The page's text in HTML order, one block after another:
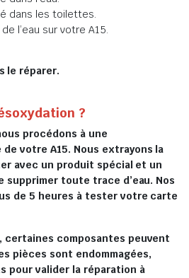
dans les toilettes.
l’eau sur votre A15.
le réparer.
?
procédons à une
votre A15. Nous extrayons la
avec un produit spécial et un
supprimer toute trace d’eau. Nos
de 5 heures à tester votre carte
certaines composantes peuvent
pièces sont endommagées,
pour valider la réparation à